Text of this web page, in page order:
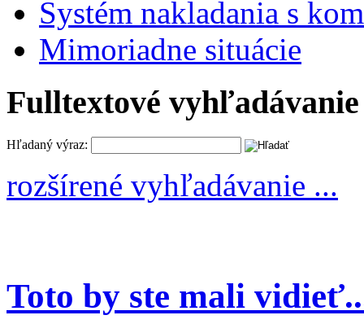
Systém nakladania s
Mimoriadne situácie
Fulltextové vyhľadávanie
Hľadaný výraz:
rozšírené vyhľadávanie ...
Toto by ste mali